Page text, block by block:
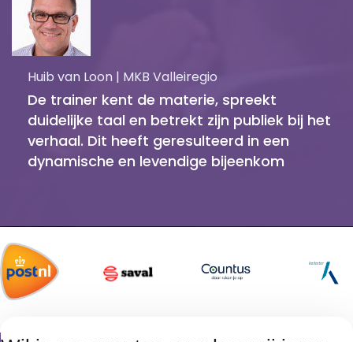
Huib van Loon | MKB Valleiregio
De trainer kent de materie, spreekt
duidelijke taal en betrekt zijn publiek bij het
verhaal. Dit heeft geresulteerd in een
dynamische en levendige bijeenkom